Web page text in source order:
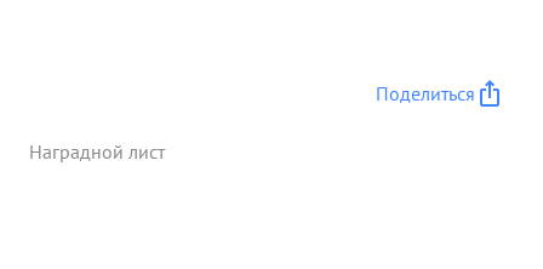
Поделиться
Наградной лист